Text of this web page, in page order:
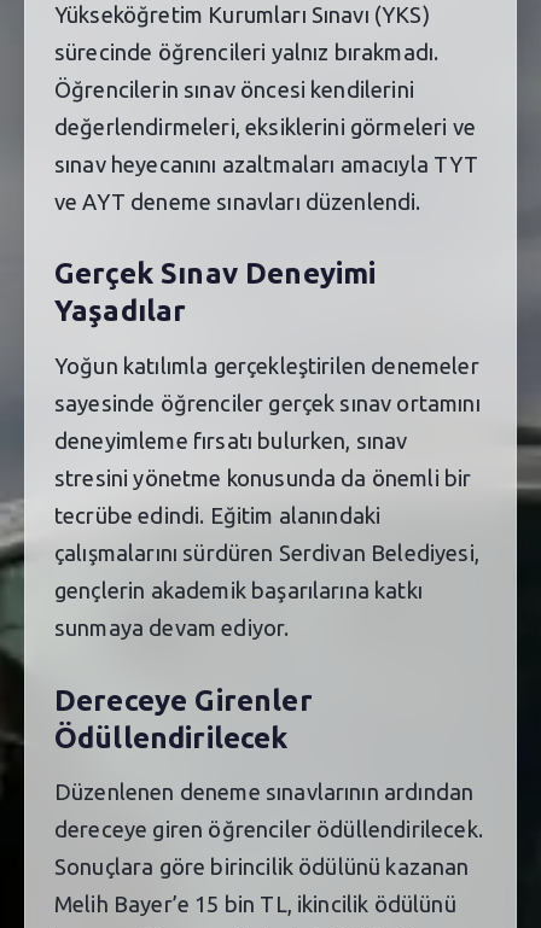
Yükseköğretim Kurumları Sınavı (YKS)
sürecinde öğrencileri yalnız bırakmadı.
Öğrencilerin sınav öncesi kendilerini
değerlendirmeleri, eksiklerini görmeleri ve
sınav heyecanını azaltmaları amacıyla TYT
ve AYT deneme sınavları düzenlendi.
Gerçek Sınav Deneyimi
Yaşadılar
Yoğun katılımla gerçekleştirilen denemeler
sayesinde öğrenciler gerçek sınav ortamını
deneyimleme fırsatı bulurken, sınav
stresini yönetme konusunda da önemli bir
tecrübe edindi. Eğitim alanındaki
çalışmalarını sürdüren Serdivan Belediyesi,
gençlerin akademik başarılarına katkı
sunmaya devam ediyor.
Dereceye Girenler
Ödüllendirilecek
Düzenlenen deneme sınavlarının ardından
dereceye giren öğrenciler ödüllendirilecek.
Sonuçlara göre birincilik ödülünü kazanan
Melih Bayer’e 15 bin TL, ikincilik ödülünü